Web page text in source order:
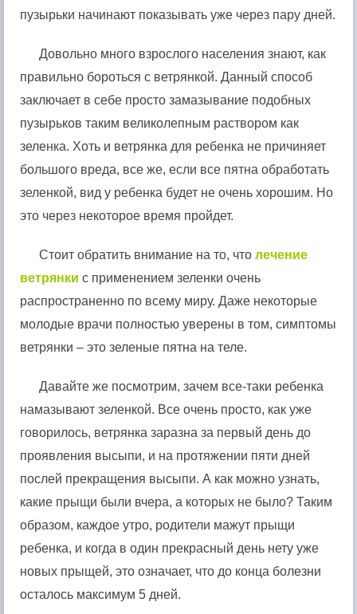
пузырьки начинают показывать уже через пару дней.
Довольно много взрослого населения знают, как
правильно бороться с ветрянкой. Данный способ
заключает в себе просто замазывание подобных
пузырьков таким великолепным раствором как
зеленка. Хоть и ветрянка для ребенка не причиняет
большого вреда, все же, если все пятна обработать
зеленкой, вид у ребенка будет не очень хорошим. Но
это через некоторое время пройдет.
Стоит обратить внимание на то, что лечение
ветрянки с применением зеленки очень
распространенно по всему миру. Даже некоторые
молодые врачи полностью уверены в том, симптомы
ветрянки – это зеленые пятна на теле.
Давайте же посмотрим, зачем все-таки ребенка
намазывают зеленкой. Все очень просто, как уже
говорилось, ветрянка заразна за первый день до
проявления высыпи, и на протяжении пяти дней
послей прекращения высыпи. А как можно узнать,
какие прыщи были вчера, а которых не было? Таким
образом, каждое утро, родители мажут прыщи
ребенка, и когда в один прекрасный день нету уже
новых прыщей, это означает, что до конца болезни
осталось максимум 5 дней.